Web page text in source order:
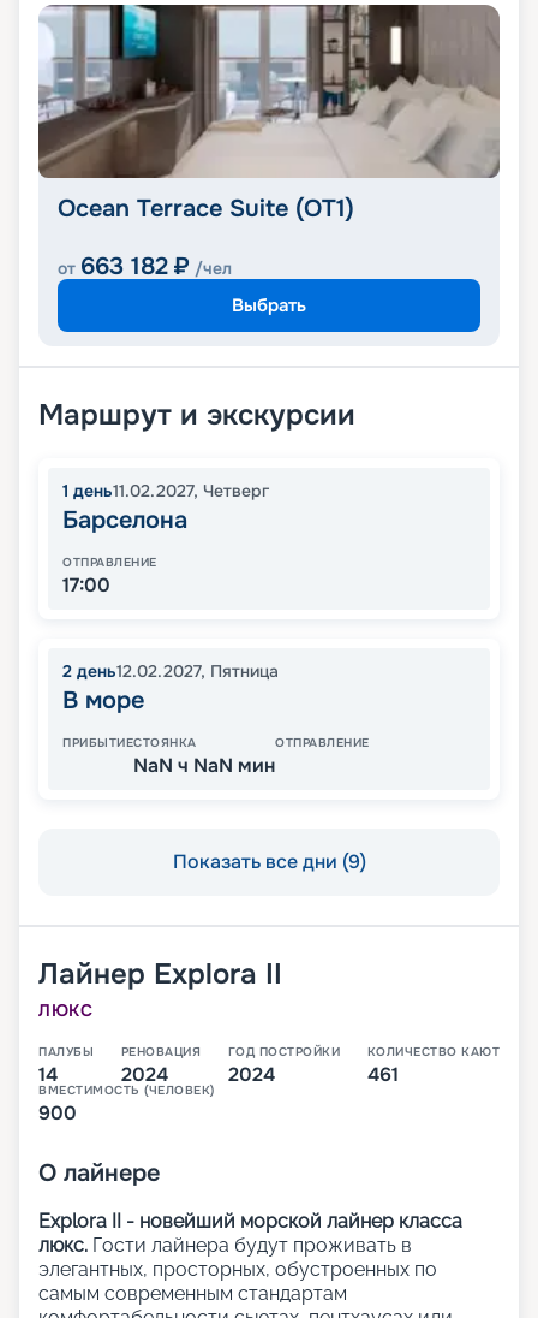
Ocean Terrace Suite (OT1)
от 663 182 ₽ /чел
Выбрать
Маршрут и экскурсии
1 день11.02.2027, Четверг
Барселона
ОТПРАВЛЕНИЕ
17:00
2 день12.02.2027, Пятница
В море
ПРИБЫТИЕСТОЯНКА
NaN ч NaN мин
ОТПРАВЛЕНИЕ
Показать все дни (9)
Лайнер Explora II
ЛЮКС
ПАЛУБЫ
14
РЕНОВАЦИЯ
2024
ГОД ПОСТРОЙКИ
2024
КОЛИЧЕСТВО КАЮТ
461
ВМЕСТИМОСТЬ (ЧЕЛОВЕК)
900
О лайнере
Explora II - новейший морской лайнер класса
люкс. Гости лайнера будут проживать в
элегантных, просторных, обустроенных по
самым современным стандартам